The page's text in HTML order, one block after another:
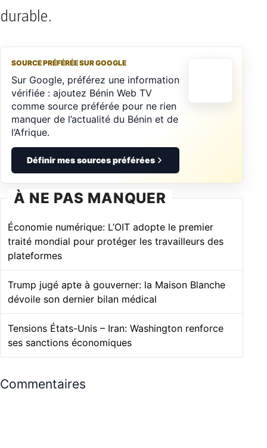
durable.
SOURCE PRÉFÉRÉE SUR GOOGLE
Sur Google, préférez une information
vérifiée : ajoutez Bénin Web TV
comme source préférée pour ne rien
manquer de l’actualité du Bénin et de
l’Afrique.
Définir mes sources préférées
À NE PAS MANQUER
Économie numérique: L’OIT adopte le premier
traité mondial pour protéger les travailleurs des
plateformes
Trump jugé apte à gouverner: la Maison Blanche
dévoile son dernier bilan médical
Tensions États-Unis – Iran: Washington renforce
ses sanctions économiques
Commentaires